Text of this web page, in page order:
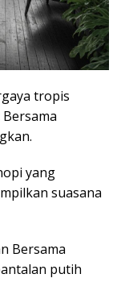
tropis
yang
suasana
Bersama
putih